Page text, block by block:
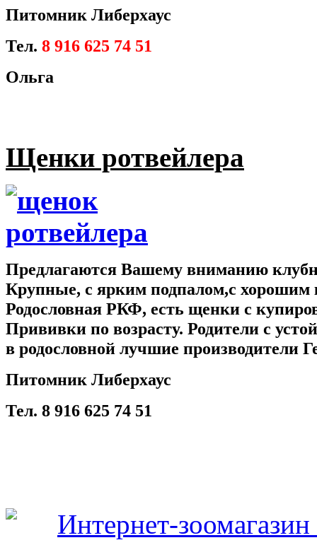
Питомник Либерхаус
Тел. 8 916 625 74 51
Ольга
Щенки ротвейлера
Предлагаются Вашему вниманию
Крупные, с ярким подпалом,с хорошим
Родословная РКФ, есть щенки с
Прививки по возрасту. Родители с
в родословной лучшие производители
Питомник Либерхаус
Тел. 8 916 625 74 51